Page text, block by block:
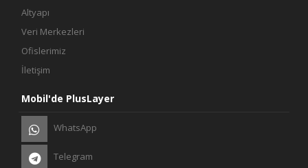
Altyapı
Veri Merkezleri
Ofislerimiz
İletişim
Mobil'de PlusLayer
WhatsApp
Telegram